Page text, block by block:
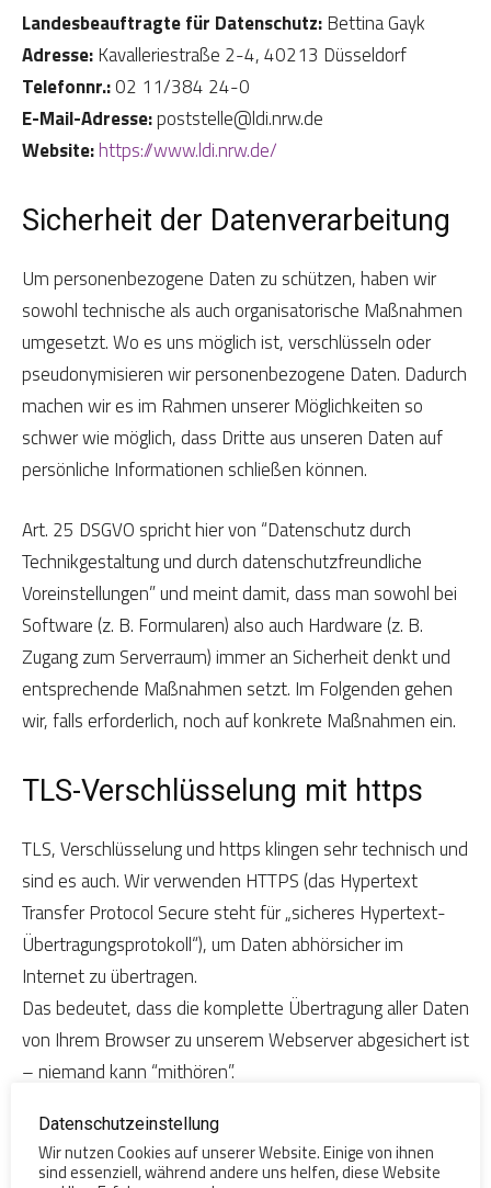
Landesbeauftragte für Datenschutz:Bettina Gayk
Adresse:Kavalleriestraße 2-4, 40213 Düsseldorf
Telefonnr.:02 11/384 24-0
E-Mail-Adresse:poststelle@ldi.nrw.de
Website:https://www.ldi.nrw.de/
Sicherheit der Datenverarbeitung
Um personenbezogene Daten zu schützen, haben wir
sowohl technische als auch organisatorische Maßnahmen
umgesetzt. Wo es uns möglich ist, verschlüsseln oder
pseudonymisieren wir personenbezogene Daten. Dadurch
machen wir es im Rahmen unserer Möglichkeiten so
schwer wie möglich, dass Dritte aus unseren Daten auf
persönliche Informationen schließen können.
Art. 25 DSGVO spricht hier von “Datenschutz durch
Technikgestaltung und durch datenschutzfreundliche
Voreinstellungen” und meint damit, dass man sowohl bei
Software (z. B. Formularen) also auch Hardware (z. B.
Zugang zum Serverraum) immer an Sicherheit denkt und
entsprechende Maßnahmen setzt. Im Folgenden gehen
wir, falls erforderlich, noch auf konkrete Maßnahmen ein.
TLS-Verschlüsselung mit https
TLS, Verschlüsselung und https klingen sehr technisch und
sind es auch. Wir verwenden HTTPS (das Hypertext
Transfer Protocol Secure steht für „sicheres Hypertext-
Übertragungsprotokoll“), um Daten abhörsicher im
Internet zu übertragen.
Das bedeutet, dass die komplette Übertragung aller Daten
von Ihrem Browser zu unserem Webserver abgesichert ist
– niemand kann “mithören”.
Damit haben wir eine zusätzliche Sicherheitsschicht
eingeführt und erfüllen den Datenschutz durch
Datenschutzeinstellung
Wir nutzen Cookies auf unserer Website. Einige von ihnen
sind essenziell, während andere uns helfen, diese Website